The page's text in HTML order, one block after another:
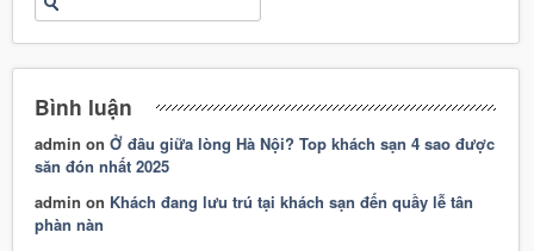
Bình luận
admin onỞ đâu giữa lòng Hà Nội? Top khách sạn 4 sao được
săn đón nhất 2025
admin on Khách đang lưu trú tại khách sạn đến quầy lễ tân
phàn nàn